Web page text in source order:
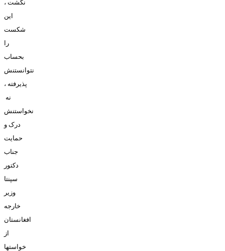
نگشت ،
اين
شکست
را
بحساب
نتوانستنش
پذيرفته ،
نه
نخواستنش
درک و
حمايت
جناب
دکتور
سپنتا
وزير
خارجه
افغانستان
از
خواستها